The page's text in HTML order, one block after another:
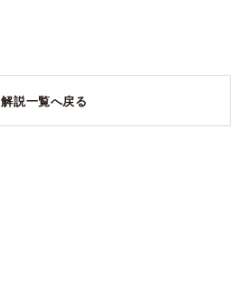
解説一覧へ戻る